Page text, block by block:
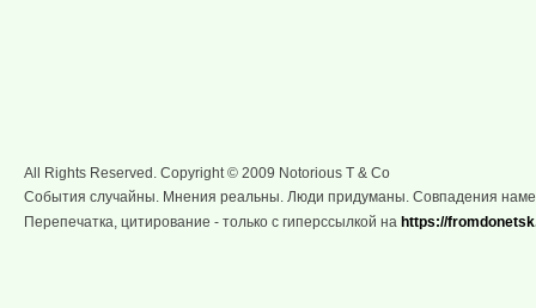
All Rights Reserved. Copyright © 2009 Notorious T & Co
События случайны. Мнения реальны. Люди придуманы. Совпадения
Перепечатка, цитирование - только с гиперссылкой на https://